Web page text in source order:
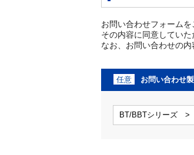
お問い合わせフォーム
その内容に同意してい
なお、お問い合わせの
任意 お問い合わせ